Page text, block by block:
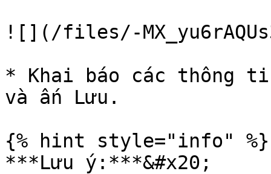
![](/files/-
* Khai báo các thông
và ấn Lưu.
{% hint style="info" %}
***Lưu ý:***&#x20;